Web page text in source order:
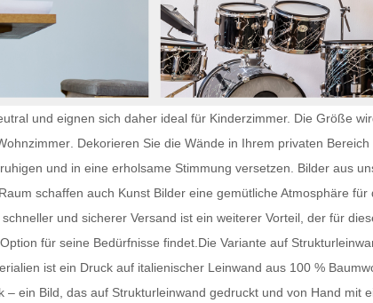
und eignen sich daher ideal für Kinderzimmer. Die Größe
. Dekorieren Sie die Wände in Ihrem privaten
und in eine erholsame Stimmung versetzen. Bilder aus
schaffen auch Kunst Bilder eine gemütliche Atmosphäre
und sicherer Versand ist ein weiterer Vorteil, der für
für seine Bedürfnisse findet.Die Variante auf
ist ein Druck auf italienischer Leinwand aus 100 %
ein Bild, das auf Strukturleinwand gedruckt und von Hand mit